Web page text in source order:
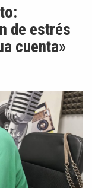
de estrés
cuenta»